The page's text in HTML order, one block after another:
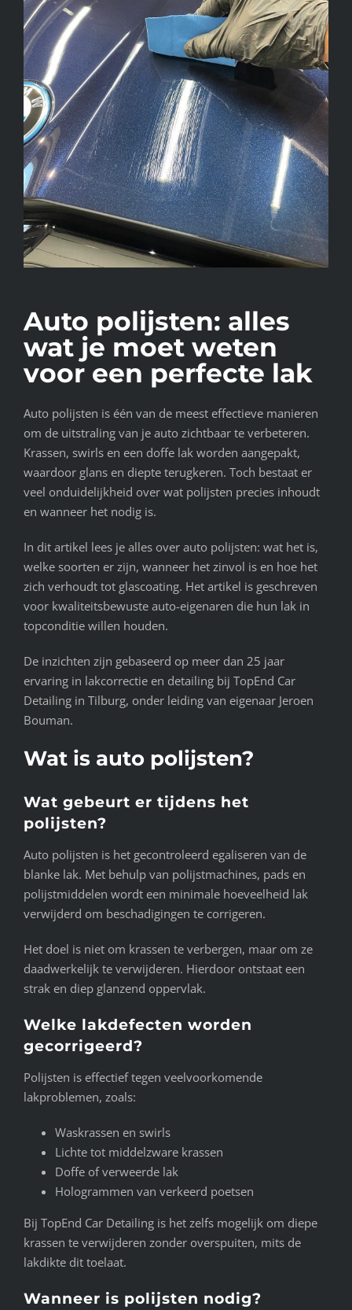
Auto polijsten: alles
wat je moet weten
voor een perfecte lak
Auto polijsten is één van de meest effectieve manieren
om de uitstraling van je auto zichtbaar te verbeteren.
Krassen, swirls en een doffe lak worden aangepakt,
waardoor glans en diepte terugkeren. Toch bestaat er
veel onduidelijkheid over wat polijsten precies inhoudt
en wanneer het nodig is.
In dit artikel lees je alles over auto polijsten: wat het is,
welke soorten er zijn, wanneer het zinvol is en hoe het
zich verhoudt tot glascoating. Het artikel is geschreven
voor kwaliteitsbewuste auto-eigenaren die hun lak in
topconditie willen houden.
De inzichten zijn gebaseerd op meer dan 25 jaar
ervaring in lakcorrectie en detailing bij TopEnd Car
Detailing in Tilburg, onder leiding van eigenaar Jeroen
Bouman.
Wat is auto polijsten?
Wat gebeurt er tijdens het
polijsten?
Auto polijsten is het gecontroleerd egaliseren van de
blanke lak. Met behulp van polijstmachines, pads en
polijstmiddelen wordt een minimale hoeveelheid lak
verwijderd om beschadigingen te corrigeren.
Het doel is niet om krassen te verbergen, maar om ze
daadwerkelijk te verwijderen. Hierdoor ontstaat een
strak en diep glanzend oppervlak.
Welke lakdefecten worden
gecorrigeerd?
Polijsten is effectief tegen veelvoorkomende
lakproblemen, zoals:
Waskrassen en swirls
Lichte tot middelzware krassen
Doffe of verweerde lak
Hologrammen van verkeerd poetsen
Bij TopEnd Car Detailing is het zelfs mogelijk om diepe
krassen te verwijderen zonder overspuiten, mits de
lakdikte dit toelaat.
Wanneer is polijsten nodig?